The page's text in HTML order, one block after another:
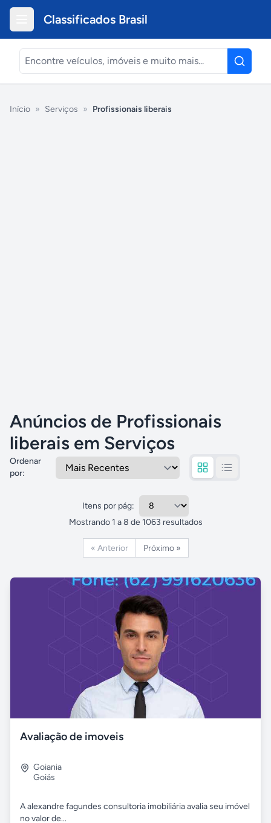
Classificados Brasil
Início » Serviços » Profissionais liberais
Anúncios de Profissionais
liberais em Serviços
Ordenar
por:
Itens por pág:
Mostrando 1 a8 de 1063 resultados
« Anterior Próximo »
Avaliação de imoveis
Goiania
Goiás
A alexandre fagundes consultoria imobiliária avalia seu imóvel
no valor de...